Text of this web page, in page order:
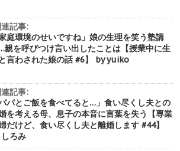
記事:
家庭環境のせいですね」娘の生理を笑う塾講
親を呼びつけ言い出したことは【授業中に生
言わされた娘の話 #6】 by yuiko
記事:
パパとご飯を食べてると…」食い尽くし夫との
を考える母、息子の本音に言葉を失う【専業
だけど、食い尽くし夫と離婚します #44】
ろみ